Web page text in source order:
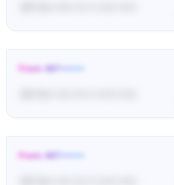
From: 467••••••••
From: 467••••••••